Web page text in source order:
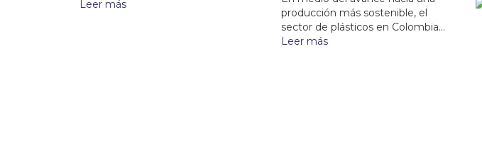
Leer más
producción más sostenible, el
sector de plásticos en Colombia...
Leer más